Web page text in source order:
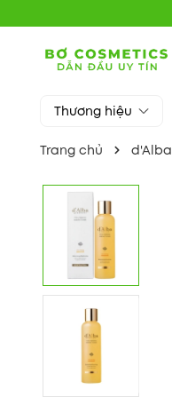
Thương hiệu
Trang chủ d'Alba